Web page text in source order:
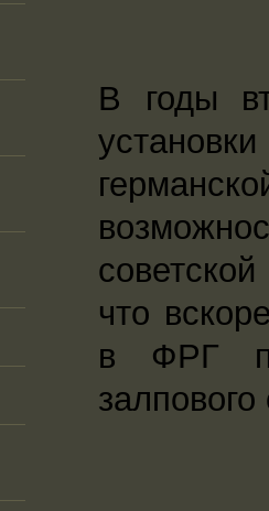
В годы
что
в ФРГ
залпового